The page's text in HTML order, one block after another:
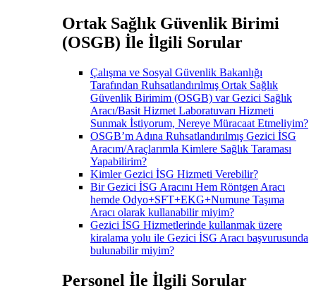
Ortak Sağlık Güvenlik Birimi
(OSGB) İle İlgili Sorular
Çalışma ve Sosyal Güvenlik Bakanlığı
Tarafından Ruhsatlandırılmış Ortak Sağlık
Güvenlik Birimim (OSGB) var Gezici Sağlık
Aracı/Basit Hizmet Laboratuvarı Hizmeti
Sunmak İstiyorum, Nereye Müracaat Etmeliyim?
OSGB’m Adına Ruhsatlandırılmış Gezici İSG
Aracım/Araçlarımla Kimlere Sağlık Taraması
Yapabilirim?
Kimler Gezici İSG Hizmeti Verebilir?
Bir Gezici İSG Aracını Hem Röntgen Aracı
hemde Odyo+SFT+EKG+Numune Taşıma
Aracı olarak kullanabilir miyim?
Gezici İSG Hizmetlerinde kullanmak üzere
kiralama yolu ile Gezici İSG Aracı başvurusunda
bulunabilir miyim?
Personel İle İlgili Sorular